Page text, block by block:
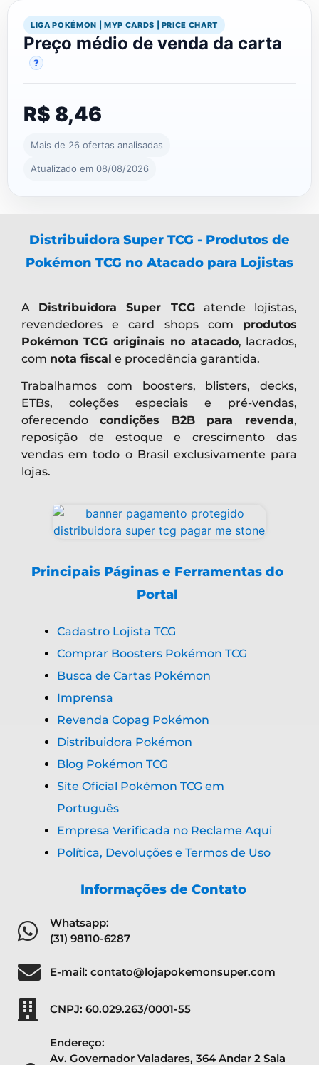
LIGA POKÉMON | MYP CARDS | PRICE CHART
Preço médio de venda da carta
?
R$ 8,46
Mais de 26 ofertas analisadas
Atualizado em 08/08/2026
Distribuidora Super TCG - Produtos de
Pokémon TCG no Atacado para Lojistas
A Distribuidora Super TCGatende lojistas,
revendedores e card shops com produtos
Pokémon TCG originais no atacado, lacrados,
com nota fiscal e procedência garantida.
Trabalhamos com boosters, blisters, decks,
ETBs, coleções especiais e pré-vendas,
oferecendo condições B2B para revenda,
reposição de estoque e crescimento das
vendas em todo o Brasil exclusivamente para
lojas.
Principais Páginas e Ferramentas do
Portal
Cadastro Lojista TCG
Comprar Boosters Pokémon TCG
Busca de Cartas Pokémon
Imprensa
Revenda Copag Pokémon
Distribuidora Pokémon
Blog Pokémon TCG
Site Oficial Pokémon TCG em
Português
Empresa Verificada no Reclame Aqui
Política, Devoluções e Termos de Uso
Informações de Contato
Whatsapp:
(31) 98110-6287
E-mail: contato@lojapokemonsuper.com
CNPJ: 60.029.263/0001-55
Endereço:
Av. Governador Valadares, 364 Andar 2 Sala